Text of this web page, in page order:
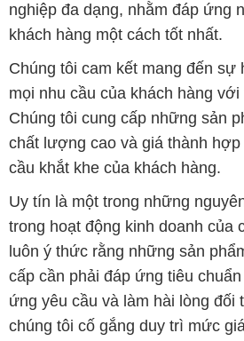
nghiệp đa dạng, nhằm đáp ứng
khách hàng một cách tốt nhất.
Chúng tôi cam kết mang đến sự
mọi nhu cầu của khách hàng
Chúng tôi cung cấp những sản
chất lượng cao và giá thành
cầu khắt khe của khách hàng.
Uy tín là một trong những
trong hoạt động kinh doanh của
luôn ý thức rằng những sản
cấp cần phải đáp ứng tiêu
ứng yêu cầu và làm hài lòng đối
chúng tôi cố gắng duy trì mức